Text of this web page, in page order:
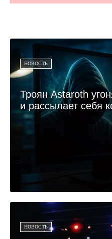
НОВОСТЬ
Троян Astaroth
и рассылает себя
НОВОСТЬ